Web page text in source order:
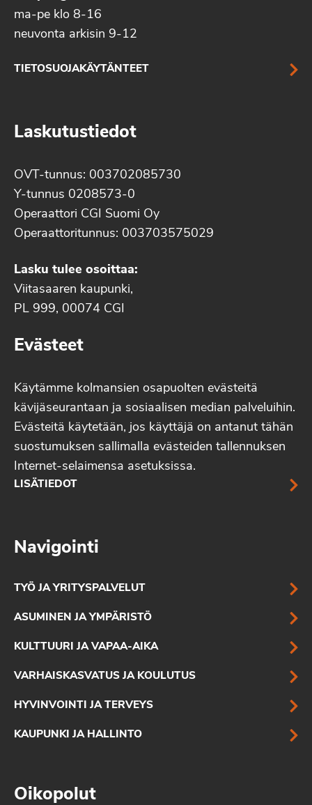
ma-pe klo 8-16
neuvonta arkisin 9-12
TIETOSUOJAKÄYTÄNTEET
Laskutustiedot
OVT-tunnus: 003702085730
Y-tunnus 0208573-0
Operaattori CGI Suomi Oy
Operaattoritunnus: 003703575029
Lasku tulee osoittaa:
Viitasaaren kaupunki,
PL 999, 00074 CGI
Evästeet
Käytämme kolmansien osapuolten evästeitä
kävijäseurantaan ja sosiaalisen median palveluihin.
Evästeitä käytetään, jos käyttäjä on antanut tähän
suostumuksen sallimalla evästeiden tallennuksen
Internet-selaimensa asetuksissa.
LISÄTIEDOT
Navigointi
TYÖ JA YRITYSPALVELUT
ASUMINEN JA YMPÄRISTÖ
KULTTUURI JA VAPAA-AIKA
VARHAISKASVATUS JA KOULUTUS
HYVINVOINTI JA TERVEYS
KAUPUNKI JA HALLINTO
Oikopolut